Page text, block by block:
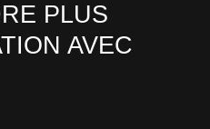
PLUS
AVEC